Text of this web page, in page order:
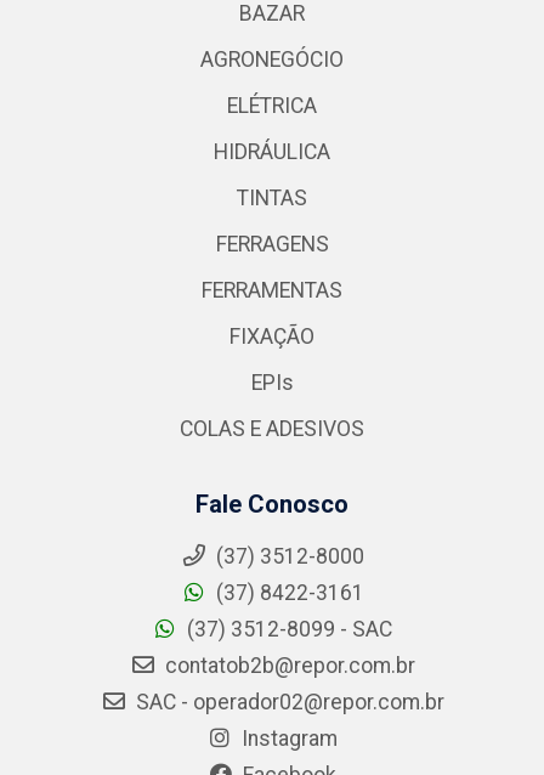
BAZAR
AGRONEGÓCIO
ELÉTRICA
HIDRÁULICA
TINTAS
FERRAGENS
FERRAMENTAS
FIXAÇÃO
EPIs
COLAS E ADESIVOS
Fale Conosco
(37) 3512-8000
(37) 8422-3161
(37) 3512-8099 - SAC
contatob2b@repor.com.br
SAC - operador02@repor.com.br
Instagram